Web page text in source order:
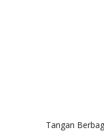
Tangan